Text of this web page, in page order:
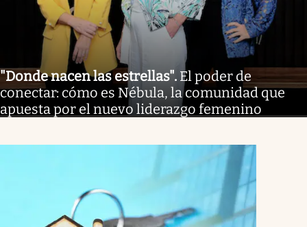
"Donde nacen las estrellas". El poder de
conectar: cómo es Nébula, la comunidad que
apuesta por el nuevo liderazgo femenino